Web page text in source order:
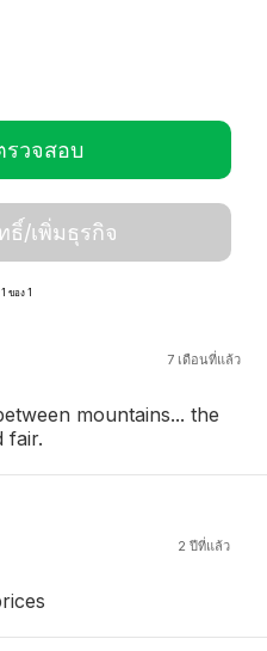
รวจสอบ
ธิ์/เพิ่มธุรกิจ
ของ 1
7 เดือนที่แล้ว
mountains... the
fair.
2 ปีที่แล้ว